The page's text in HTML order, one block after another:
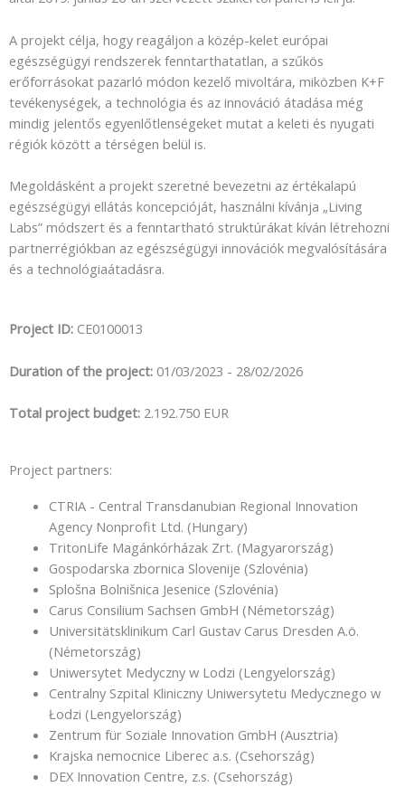
A projekt célja, hogy reagáljon a közép-kelet európai
egészségügyi rendszerek fenntarthatatlan, a szűkös
erőforrásokat pazarló módon kezelő mivoltára, miközben K+F
tevékenységek, a technológia és az innováció átadása még
mindig jelentős egyenlőtlenségeket mutat a keleti és nyugati
régiók között a térségen belül is.
Megoldásként a projekt szeretné bevezetni az értékalapú
egészségügyi ellátás koncepcióját, használni kívánja „Living
Labs” módszert és a fenntartható struktúrákat kíván létrehozni
partnerrégiókban az egészségügyi innovációk megvalósítására
és a technológiaátadásra.
Project ID: CE0100013
Duration of the project: 01/03/2023 - 28/02/2026
Total project budget: 2.192.750 EUR
Project partners:
CTRIA - Central Transdanubian Regional Innovation
Agency Nonprofit Ltd. (Hungary)
TritonLife Magánkórházak Zrt. (Magyarország)
Gospodarska zbornica Slovenije (Szlovénia)
Splošna Bolnišnica Jesenice (Szlovénia)
Carus Consilium Sachsen GmbH (Németország)
Universitätsklinikum Carl Gustav Carus Dresden A.ö.
(Németország)
Uniwersytet Medyczny w Lodzi (Lengyelország)
Centralny Szpital Kliniczny Uniwersytetu Medycznego w
Łodzi (Lengyelország)
Zentrum für Soziale Innovation GmbH (Ausztria)
Krajska nemocnice Liberec a.s. (Csehország)
DEX Innovation Centre, z.s. (Csehország)